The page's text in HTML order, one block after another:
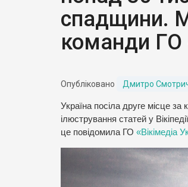
спадщини.
команди ГО
Опубліковано Дмитро
Україна посіла друге місце
ілюстрування статей у
це повідомила ГО «Вікімедіа